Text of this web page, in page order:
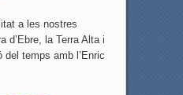
a les nostres
d’Ebre, la Terra Alta i
temps amb l’Enric